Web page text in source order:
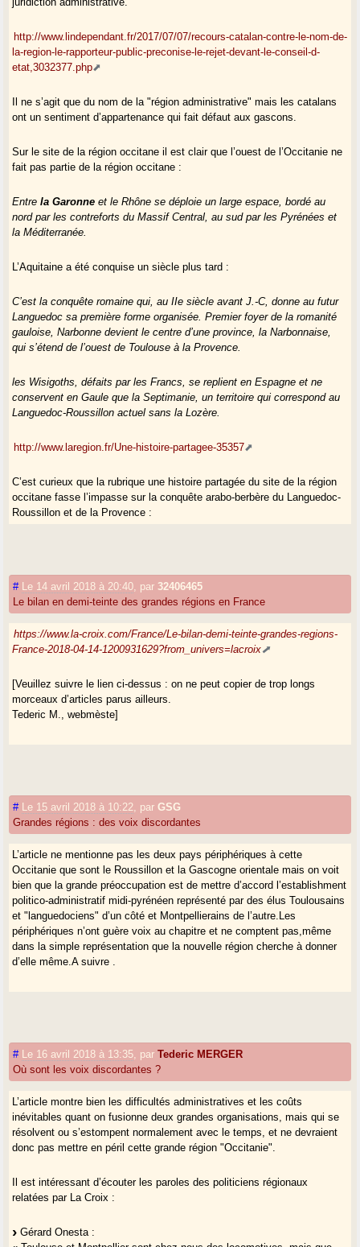
http://www.lindependant.fr/2017/07/07/recours-catalan-contre-le-nom-de-
la-region-le-rapporteur-public-preconise-le-rejet-devant-le-conseil-d-
etat,3032377.php
Il ne s’agit que du nom de la "région administrative" mais les catalans
ont un sentiment d’appartenance qui fait défaut aux gascons.
Sur le site de la région occitane il est clair que l’ouest de l’Occitanie ne
fait pas partie de la région occitane :
Entrela Garonne et le Rhône se déploie un large espace, bordé au
nord par les contreforts du Massif Central, au sud par les Pyrénées et
la Méditerranée.
L’Aquitaine a été conquise un siècle plus tard :
C’est la conquête romaine qui, au IIe siècle avant J.-C, donne au futur
Languedoc sa première forme organisée. Premier foyer de la romanité
gauloise, Narbonne devient le centre d’une province, la Narbonnaise,
qui s’étend de l’ouest de Toulouse à la Provence.
les Wisigoths, défaits par les Francs, se replient en Espagne et ne
conservent en Gaule que la Septimanie, un territoire qui correspond au
Languedoc-Roussillon actuel sans la Lozère.
http://www.laregion.fr/Une-histoire-partagee-35357
C’est curieux que la rubrique une histoire partagée du site de la région
occitane fasse l’impasse sur la conquête arabo-berbère du Languedoc-
Roussillon et de la Provence :
https://hommesmigrations.revues.org/2837
Cela aurait donné un poids supplémentaire à leur argumentation.
Il aurait mieux valu pour la langue gasconne moribonde d’avoir son
propre système d’écriture distinct de celui de l’occitan...
# Le 14 avril 2018 à 20:40 par32406465
Le bilan en demi-teinte des grandes régions en France
https://www.la-croix.com/France/Le-bilan-demi-teinte-grandes-regions-
France-2018-04-14-1200931629?from_univers=lacroix
[Veuillez suivre le lien ci-dessus : on ne peut copier de trop longs
morceaux d’articles parus ailleurs.
Tederic M., webmèste]
# Le 15 avril 2018 à 10:22 parGSG
Grandes régions : des voix discordantes
L’article ne mentionne pas les deux pays périphériques à cette
Occitanie que sont le Roussillon et la Gascogne orientale mais on voit
bien que la grande préoccupation est de mettre d’accord l’establishment
politico-administratif midi-pyrénéen représenté par des élus Toulousains
et "languedociens" d’un côté et Montpellierains de l’autre.Les
périphériques n’ont guère voix au chapitre et ne comptent pas,même
dans la simple représentation que la nouvelle région cherche à donner
d’elle même.A suivre .
# Le 16 avril 2018 à 13:35 parTederic MERGER
Où sont les voix discordantes ?
L’article montre bien les difficultés administratives et les coûts
inévitables quant on fusionne deux grandes organisations, mais qui se
résolvent ou s’estompent normalement avec le temps, et ne devraient
donc pas mettre en péril cette grande région "Occitanie".
Il est intéressant d’écouter les paroles des politiciens régionaux
relatées par La Croix :
Gérard Onesta :